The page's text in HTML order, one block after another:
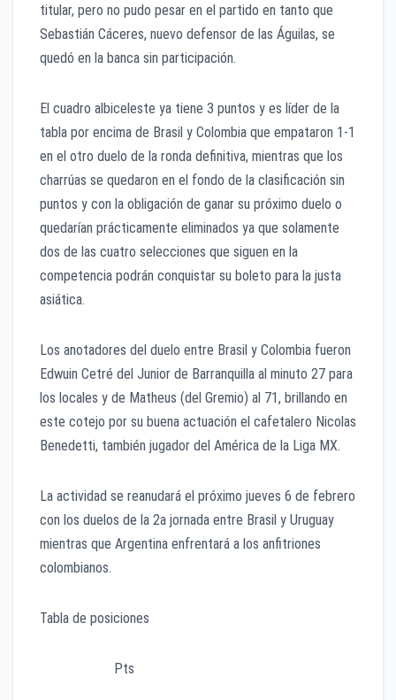
titular, pero no pudo pesar en el partido en tanto que
Sebastián Cáceres, nuevo defensor de las Águilas, se
quedó en la banca sin participación.
El cuadro albiceleste ya tiene 3 puntos y es líder de la
tabla por encima de Brasil y Colombia que empataron 1-1
en el otro duelo de la ronda definitiva, mientras que los
charrúas se quedaron en el fondo de la clasificación sin
puntos y con la obligación de ganar su próximo duelo o
quedarían prácticamente eliminados ya que solamente
dos de las cuatro selecciones que siguen en la
competencia podrán conquistar su boleto para la justa
asiática.
Los anotadores del duelo entre Brasil y Colombia fueron
Edwuin Cetré del Junior de Barranquilla al minuto 27 para
los locales y de Matheus (del Gremio) al 71, brillando en
este cotejo por su buena actuación el cafetalero Nicolas
Benedetti, también jugador del América de la Liga MX.
La actividad se reanudará el próximo jueves 6 de febrero
con los duelos de la 2a jornada entre Brasil y Uruguay
mientras que Argentina enfrentará a los anfitriones
colombianos.
Tabla de posiciones
Pts